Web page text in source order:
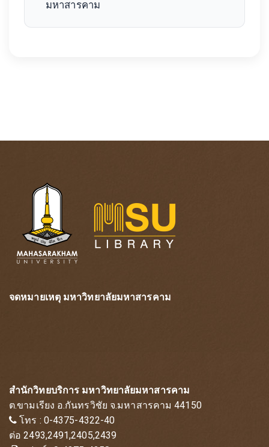
มหาสารคาม
จดหมายเหตุ มหาวิทยาลัยมหาสารคาม
สำนักวิทยบริการ มหาวิทยาลัยมหาสารคาม
ต.ขามเรียง อ.กันทรวิชัย จ.มหาสารคาม 44150
โทร : 0-4375-4322-40
ต่อ 2493,2491,2405,2439